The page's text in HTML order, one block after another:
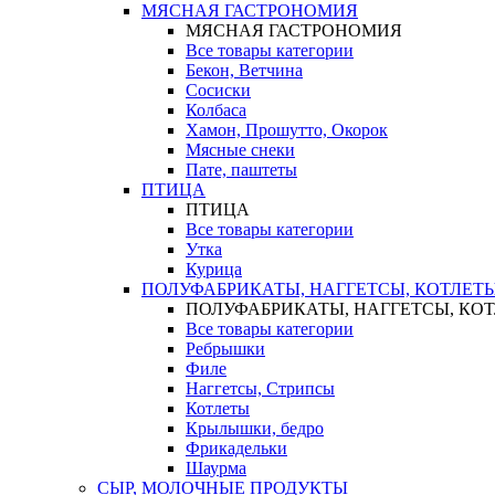
МЯСНАЯ ГАСТРОНОМИЯ
МЯСНАЯ ГАСТРОНОМИЯ
Все товары категории
Бекон, Ветчина
Сосиски
Колбаса
Хамон, Прошутто, Окорок
Мясные снеки
Пате, паштеты
ПТИЦА
ПТИЦА
Все товары категории
Утка
Курица
ПОЛУФАБРИКАТЫ, НАГГЕТСЫ,
ПОЛУФАБРИКАТЫ, НАГГЕТСЫ,
Все товары категории
Ребрышки
Филе
Наггетсы, Стрипсы
Котлеты
Крылышки, бедро
Фрикадельки
Шаурма
СЫР, МОЛОЧНЫЕ ПРОДУКТЫ